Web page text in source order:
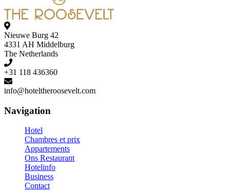
Nieuwe Burg 42
4331 AH Middelburg
The Netherlands
+31 118 436360
info@hoteltheroosevelt.com
Navigation
Hotel
Chambres et prix
Appartements
Ons Restaurant
Hotelinfo
Business
Contact